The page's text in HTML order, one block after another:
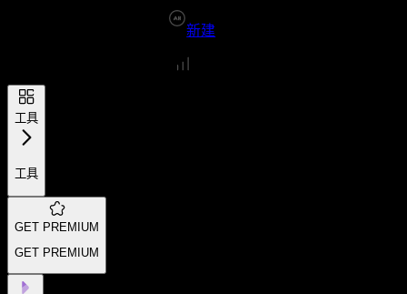
新建
工具
工具
GET PREMIUM
GET PREMIUM